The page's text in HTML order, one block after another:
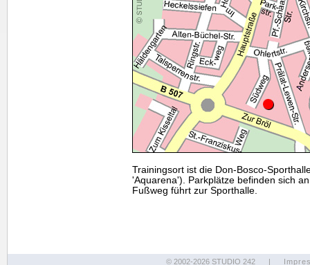
Trainingsort ist die Don-Bosco-
'Aquarena'). Parkplätze befinden sich
Fußweg führt zur Sporthalle.
© 2002-2026 STUDIO 242 |